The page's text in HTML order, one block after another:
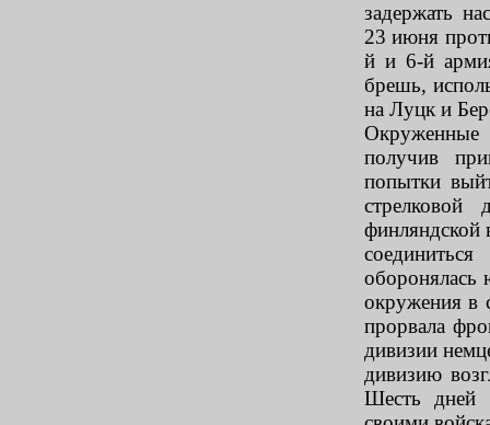
задержать
23 июня
й и 6-й
брешь,
на Луцк и
Окруженные
получив
попытки
стрелковой
финляндской
оборонялась
окружения в
прорвала
дивизии
дивизию
Шесть дней